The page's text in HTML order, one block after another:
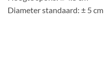
Diameter standaard: ± 5 cm